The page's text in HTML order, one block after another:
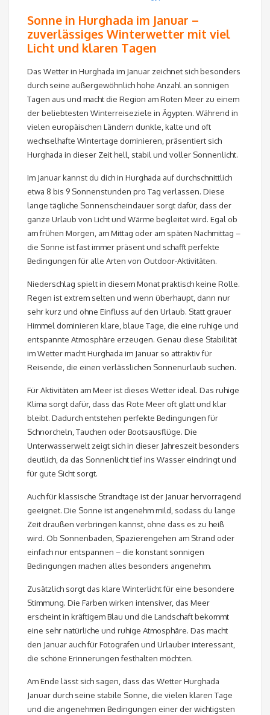
Sonne in Hurghada im Januar –
zuverlässiges Winterwetter mit viel
Licht und klaren Tagen
Das Wetter in Hurghada im Januar zeichnet sich besonders
durch seine außergewöhnlich hohe Anzahl an sonnigen
Tagen aus und macht die Region am Roten Meer zu einem
der beliebtesten Winterreiseziele in Ägypten. Während in
vielen europäischen Ländern dunkle, kalte und oft
wechselhafte Wintertage dominieren, präsentiert sich
Hurghada in dieser Zeit hell, stabil und voller Sonnenlicht.
Im Januar kannst du dich in Hurghada auf durchschnittlich
etwa 8 bis 9 Sonnenstunden pro Tag verlassen. Diese
lange tägliche Sonnenscheindauer sorgt dafür, dass der
ganze Urlaub von Licht und Wärme begleitet wird. Egal ob
am frühen Morgen, am Mittag oder am späten Nachmittag –
die Sonne ist fast immer präsent und schafft perfekte
Bedingungen für alle Arten von Outdoor-Aktivitäten.
Niederschlag spielt in diesem Monat praktisch keine Rolle.
Regen ist extrem selten und wenn überhaupt, dann nur
sehr kurz und ohne Einfluss auf den Urlaub. Statt grauer
Himmel dominieren klare, blaue Tage, die eine ruhige und
entspannte Atmosphäre erzeugen. Genau diese Stabilität
im Wetter macht Hurghada im Januar so attraktiv für
Reisende, die einen verlässlichen Sonnenurlaub suchen.
Für Aktivitäten am Meer ist dieses Wetter ideal. Das ruhige
Klima sorgt dafür, dass das Rote Meer oft glatt und klar
bleibt. Dadurch entstehen perfekte Bedingungen für
Schnorcheln, Tauchen oder Bootsausflüge. Die
Unterwasserwelt zeigt sich in dieser Jahreszeit besonders
deutlich, da das Sonnenlicht tief ins Wasser eindringt und
für gute Sicht sorgt.
Auch für klassische Strandtage ist der Januar hervorragend
geeignet. Die Sonne ist angenehm mild, sodass du lange
Zeit draußen verbringen kannst, ohne dass es zu heiß
wird. Ob Sonnenbaden, Spazierengehen am Strand oder
einfach nur entspannen – die konstant sonnigen
Bedingungen machen alles besonders angenehm.
Zusätzlich sorgt das klare Winterlicht für eine besondere
Stimmung. Die Farben wirken intensiver, das Meer
erscheint in kräftigem Blau und die Landschaft bekommt
eine sehr natürliche und ruhige Atmosphäre. Das macht
den Januar auch für Fotografen und Urlauber interessant,
die schöne Erinnerungen festhalten möchten.
Am Ende lässt sich sagen, dass das Wetter Hurghada
Januar durch seine stabile Sonne, die vielen klaren Tage
und die angenehmen Bedingungen einer der wichtigsten